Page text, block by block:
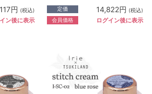
円 (税込)
ン後に表示
定価 14,822円 (税込)
会員価格 ログイン後に表示